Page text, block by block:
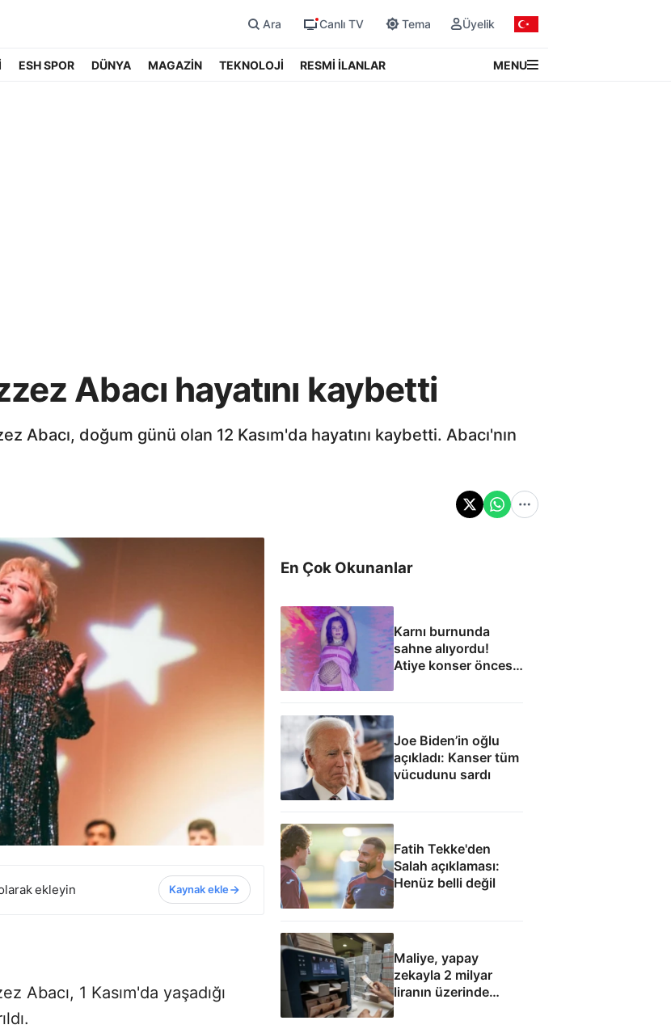
Ara Canlı TV Tema Üyelik
ESH SPOR DÜNYA MAGAZİN TEKNOLOJİ RESMİ İLANLAR MENU
Abacı hayatını kaybetti
Abacı, doğum günü olan 12 Kasım'da hayatını kaybetti. Abacı'nın
ekleyin Kaynak ekle
Abacı, 1 Kasım'da yaşadığı
En Çok Okunanlar
Karnı burnunda
sahne alıyordu!
Atiye konser öncesi
Joe Biden’in oğlu
açıkladı: Kanser tüm
vücudunu sardı
Fatih Tekke'den
Salah açıklaması:
Henüz belli değil
Maliye, yapay
zekayla 2 milyar
liranın üzerinde
hatalı kamu